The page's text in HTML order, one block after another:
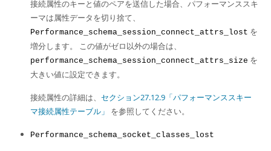
接続属性のキーと値のペアを送信した場合、パフォーマンススキ
ーマは属性データを切り捨て、
Performance_schema_session_connect_attrs_lost を
増分します。 この値がゼロ以外の場合は、
performance_schema_session_connect_attrs_size を
大きい値に設定できます。
接続属性の詳細は、 セクション27.12.9「パフォーマンススキー
マ接続属性テーブル」
を参照してください。
Performance_schema_socket_classes_lost